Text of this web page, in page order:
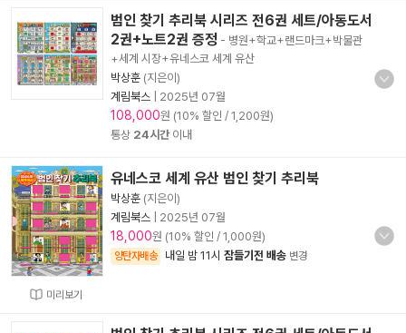
범인 찾기 추리북 시리즈 전6권 세트/아동도서
2권+노트2권 증정 - 병원+학교+랜드마크+박물관
+세계 시장+유네스코 세계 유산
박상훈 (지은이)
계림북스
2025년 07월
108,000원 (10% 할인 / 1,200원)
통상 24시간이내
미리보기
유네스코 세계 유산 범인 찾기 추리북
박상훈 (지은이)
계림북스
2025년 07월
18,000원 (10% 할인 / 1,000원)
양탄자배송 내일 밤 11시 잠들기전 배송 변경